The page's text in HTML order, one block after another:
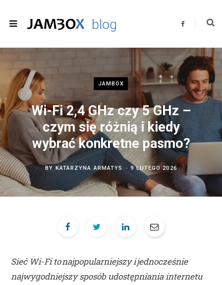
F
b
o
JAMBOX
Wi-Fi 2,4 GHz czy 5 GHz –
czym się różnią i kiedy
wybrać konkretne pasmo?
BY KATARZYNA ARMATYS 9 LUTEGO 2026
Sieć Wi-Fi to najpopularniejszy i jednocześnie
najwygodniejszy sposób udostępniania internetu